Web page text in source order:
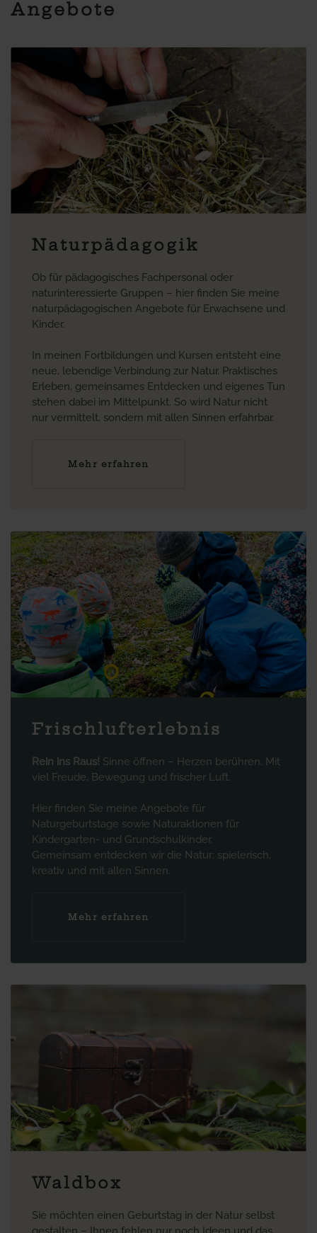
Angebote
Naturpädagogik
Ob für pädagogisches Fachpersonal oder
naturinteressierte Gruppen – hier finden Sie meine
naturpädagogischen Angebote für Erwachsene und
Kinder.
In meinen Fortbildungen und Kursen entsteht eine
neue, lebendige Verbindung zur Natur. Praktisches
Erleben, gemeinsames Entdecken und eigenes Tun
stehen dabei im Mittelpunkt. So wird Natur nicht
nur vermittelt, sondern mit allen Sinnen erfahrbar.
Mehr erfahren
Frischlufterlebnis
Rein ins Raus! Sinne öffnen – Herzen berühren. Mit
viel Freude, Bewegung und frischer Luft.
Hier finden Sie meine Angebote für
Naturgeburtstage sowie Naturaktionen für
Kindergarten- und Grundschulkinder.
Gemeinsam entdecken wir die Natur: spielerisch,
kreativ und mit allen Sinnen.
Mehr erfahren
Waldbox
Sie möchten einen Geburtstag in der Natur selbst
gestalten – Ihnen fehlen nur noch Ideen und das